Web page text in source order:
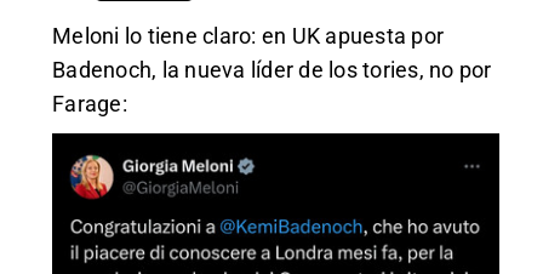
Meloni lo tiene claro: en UK apuesta por
Badenoch, la nueva líder de los tories, no por
Farage: